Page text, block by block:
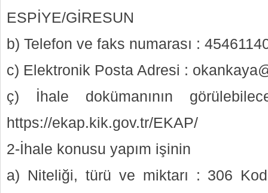
ESPİYE/GİRESUN
b) Telefon ve faks numarası :
c) Elektronik Posta Adresi :
ç) İhale dokümanının
https://ekap.kik.gov.tr/EKAP/
2-İhale konusu yapım işinin
a) Niteliği, türü ve miktarı : 306